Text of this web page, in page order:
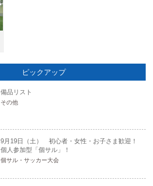
ピックアップ
備品リスト
その他
9月19日（土） 初心者・女性・お子さま歓迎！
個人参加型「個サル」！
個サル・サッカー大会